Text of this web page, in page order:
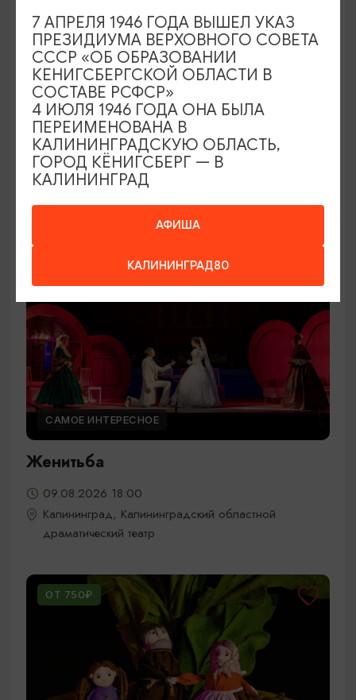
ЭКСКУРСИИ УЧРЕЖДЕНИЙ КУЛЬТУРЫ
Я работаю в зоопарке!. Экскурсия из
цикла «Другой зоопарк»
09.08.2026 10:00
Калининград, Калининградский зоопарк
САМОЕ ИНТЕРЕСНОЕ
Женитьба
09.08.2026 18:00
Калининград, Калининградский областной
драматический театр
ОТ 750₽
АФИША
КАЛИНИНГРАД80
7 АПРЕЛЯ 1946 ГОДА ВЫШЕЛ УКАЗ
ПРЕЗИДИУМА ВЕРХОВНОГО СОВЕТА
СССР «ОБ ОБРАЗОВАНИИ
КЕНИГСБЕРГСКОЙ ОБЛАСТИ В
СОСТАВЕ РСФСР»
4 ИЮЛЯ 1946 ГОДА ОНА БЫЛА
ПЕРЕИМЕНОВАНА В
КАЛИНИНГРАДСКУЮ ОБЛАСТЬ,
ГОРОД КЁНИГСБЕРГ — В
КАЛИНИНГРАД